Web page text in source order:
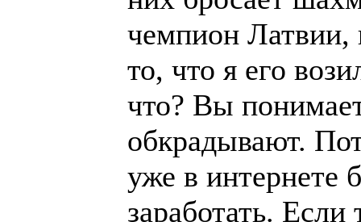
чемпион Латвии,
то, что я его
что? Вы
обкрадывают.
уже в интернете
заработать.